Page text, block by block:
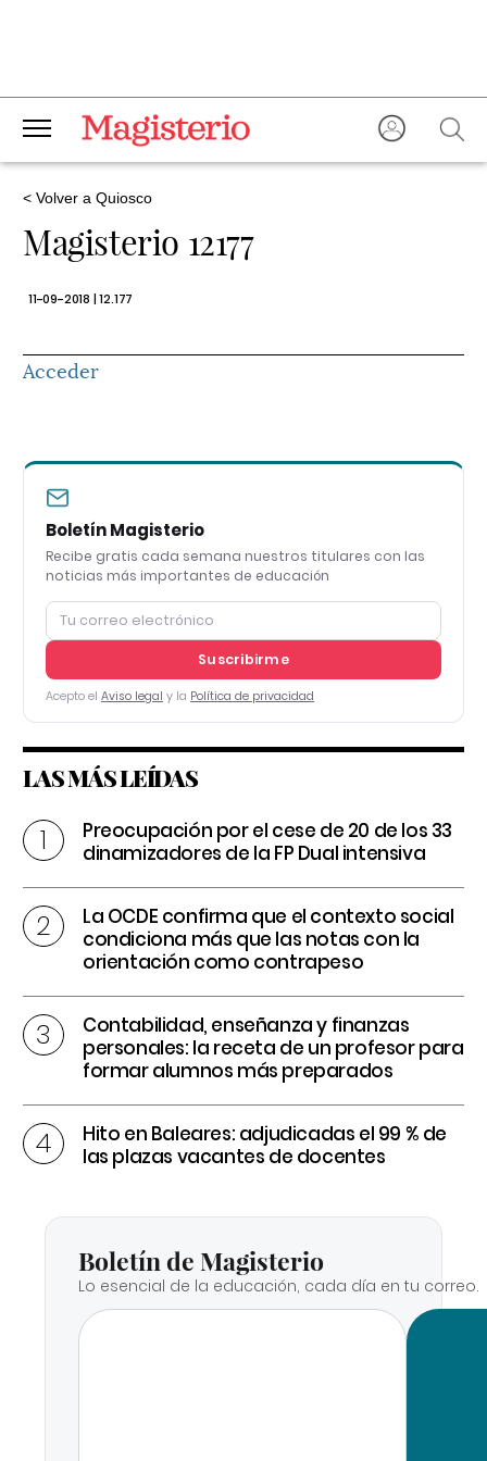
< Volver a Quiosco
Magisterio 12177
11-09-2018 | 12.177
Acceder
Boletín Magisterio
Recibe gratis cada semana nuestros titulares con las
noticias más importantes de educación
Suscribirme
Acepto el Aviso legal y la Política de privacidad
LAS MÁS LEÍDAS
Preocupación por el cese de 20 de los 33
dinamizadores de la FP Dual intensiva
La OCDE confirma que el contexto social
condiciona más que las notas con la
orientación como contrapeso
Contabilidad, enseñanza y finanzas
personales: la receta de un profesor para
formar alumnos más preparados
Hito en Baleares: adjudicadas el 99 % de
las plazas vacantes de docentes
Boletín de Magisterio
Lo esencial de la educación, cada día en tu correo.